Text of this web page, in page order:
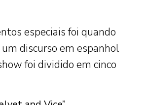
especiais foi quando
discurso em espanhol
foi dividido em cinco